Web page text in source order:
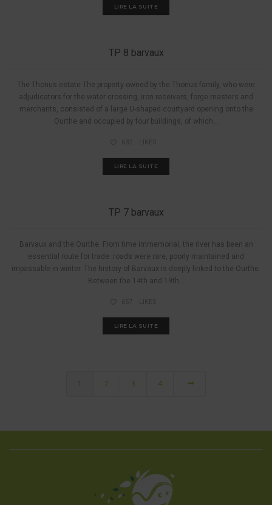
LIRE LA SUITE
TP 8 barvaux
The Thonus estate The property owned by the Thonus family, who were
adjudicators for the water crossing, iron receivers, forge masters and
merchants, consisted of a large U-shaped courtyard opening onto the
Ourthe and occupied by four buildings, of which...
LIRE LA SUITE
TP 7 barvaux
Barvaux and the Ourthe. From time immemorial, the river has been an
essential route for trade: roads were rare, poorly maintained and
impassable in winter. The history of Barvaux is deeply linked to the Ourthe.
Between the 14th and 19th...
LIRE LA SUITE
2 3 4